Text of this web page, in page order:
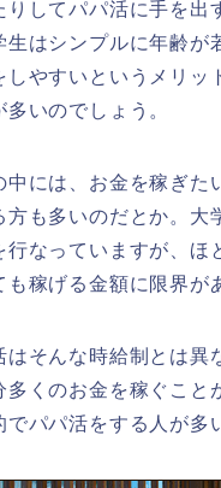
りしてパパ活に手を出
生はシンプルに年齢が
しやすいというメリッ
いのでしょう。
中には、お金を稼ぎた
方も多いのだとか。大
行なっていますが、ほ
稼げる金額に限界が
はそんな時給制とは異
多くのお金を稼ぐこと
でパパ活をする人が多